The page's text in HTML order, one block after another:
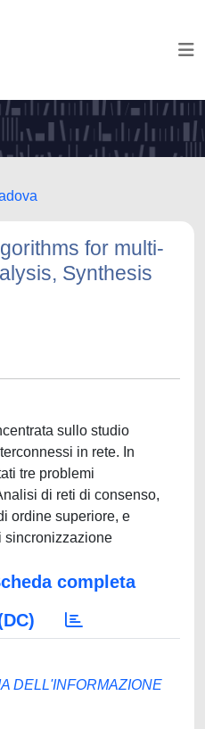
for multi-
Synthesis
sullo studio
in rete. In
tre problemi
di reti di consenso,
ordine superiore, e
sincronizzazione
completa
DELL'INFORMAZIONE